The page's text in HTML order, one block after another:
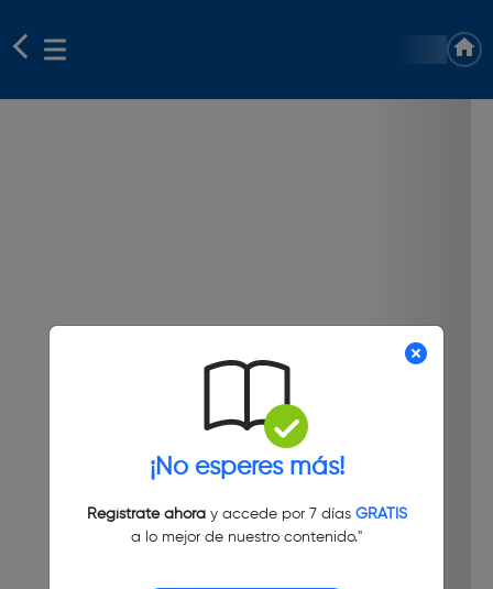
¡No esperes más!
Regístrate ahoray accede por 7 días GRATIS
a lo mejor de nuestro contenido."